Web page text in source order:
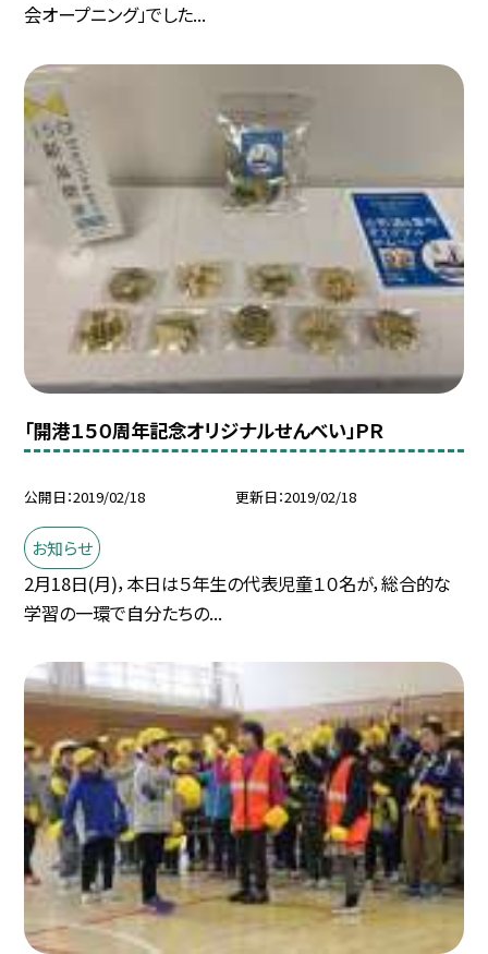
会オープニング」でした...
「開港１５０周年記念オリジナルせんべい」ＰＲ
公開日 2019/02/18 更新日 2019/02/18
お知らせ
2月18日(月)，本日は５年生の代表児童１０名が，総合的な
学習の一環で自分たちの...